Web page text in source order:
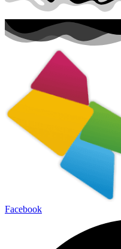
Facebook